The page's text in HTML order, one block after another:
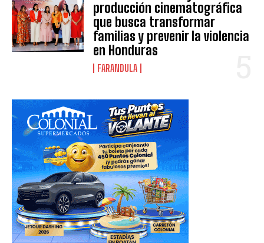
producción cinematográfica
que busca transformar
familias y prevenir la violencia
en Honduras
FARANDULA